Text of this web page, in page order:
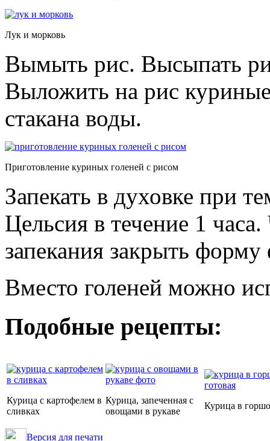
Лук и морковь
Вымыть рис. Высыпать
Выложить на рис
стакана воды.
Приготовление куриных голеней с рисом
Запекать в духовке при
Цельсия в течение 1
запекания закрыть форму
Вместо голеней можно
Подобные рецепты:
Курица с картофелем в
сливках
Курица, запеченная с
овощами в рукаве
Курица в
Версия для печати